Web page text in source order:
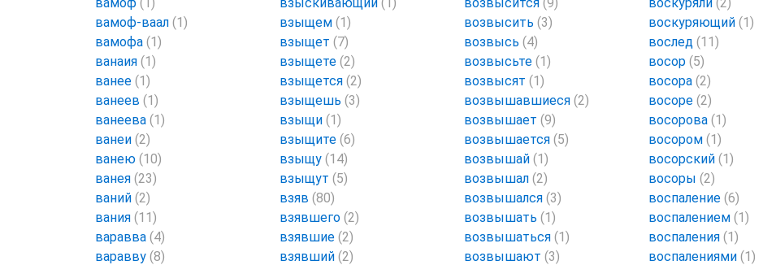
вамоф-ваал (1)
вамофа (1)
ванаия (1)
ванее (1)
ванеев (1)
ванеева (1)
ванеи (2)
ванею (10)
ванея (23)
ваний (2)
вания (11)
варавва (4)
варавву (8)
взыщем (1)
взыщет (7)
взыщете (2)
взыщется (2)
взыщешь (3)
взыщи (1)
взыщите (6)
взыщу (14)
взыщут (5)
взяв (80)
взявшего (2)
взявшие (2)
взявший (2)
возвысить (3)
возвысь (4)
возвысьте (1)
возвысят (1)
возвышавшиеся (2)
возвышает (9)
возвышается (5)
возвышай (1)
возвышал (2)
возвышался (3)
возвышать (1)
возвышаться (1)
возвышают (3)
воскуряющий (1)
вослед (11)
восор (5)
восора (2)
восоре (2)
восорова (1)
восором (1)
восорский (1)
восоры (2)
воспаление (6)
воспалением (1)
воспаления (1)
воспалениями (1)